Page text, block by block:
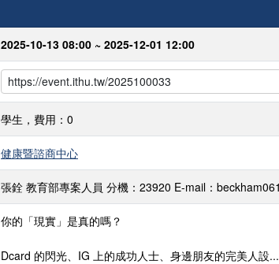
2025-10-13 08:00 ~ 2025-12-01 12:00
學生，費用：0
健康暨諮商中心
張銓 教育部專案人員 分機：23920 E-mail：
你的「現實」是真的嗎？
Dcard 的閃光、IG 上的成功人士、身邊朋友的完美人設...